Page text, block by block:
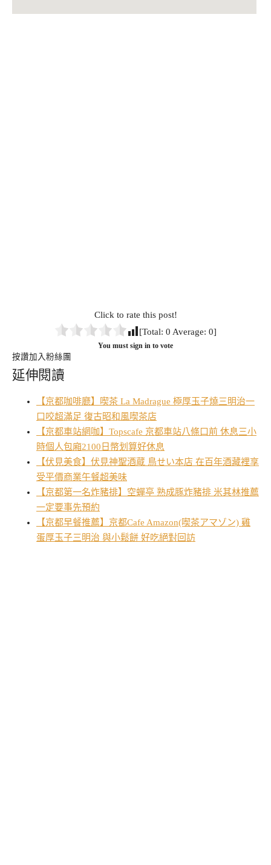
Click to rate this post!
[Total: 0 Average: 0]
You must sign in to vote
按讚加入粉絲團
延伸閱讀
【京都咖啡廳】喫茶 La Madrague 極厚玉子燒三明治一
口咬超滿足 復古昭和風喫茶店
【京都車站網咖】Topscafe 京都車站八條口前 休息三小
時個人包廂2100日幣划算好休息
【伏見美食】伏見神聖酒蔵 鳥せい本店 在百年酒藏裡享
受平價商業午餐超美味
【京都第一名炸豬排】空蟬亭 熟成豚炸豬排 米其林推薦
一定要事先預約
【京都早餐推薦】京都Cafe Amazon(喫茶アマゾン) 雞
蛋厚玉子三明治 與小鬆餅 好吃絕對回訪